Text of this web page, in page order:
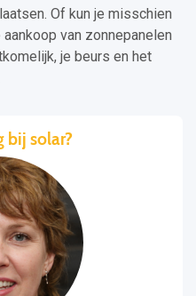
Of kun je misschien
van zonnepanelen
je beurs en het
bij solar?